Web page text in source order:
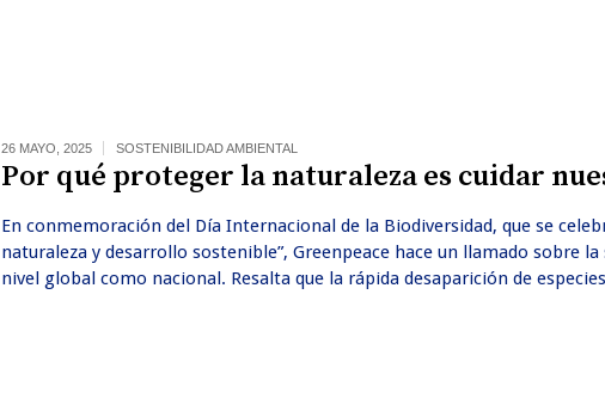
26 MAYO, 2025 SOSTENIBILIDAD AMBIENTAL
Por qué proteger la naturaleza es cuidar
En conmemoración del Día Internacional de la Biodiversidad, que se
naturaleza y desarrollo sostenible”, Greenpeace hace un llamado sobre
nivel global como nacional. Resalta que la rápida desaparición de